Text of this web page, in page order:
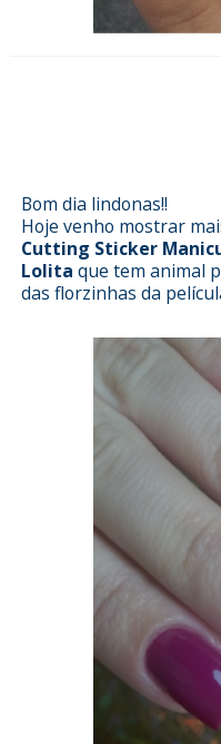
Bom dia lindonas!!
Hoje venho mostrar
Cutting Sticker
Lolita que tem animal
das florzinhas da